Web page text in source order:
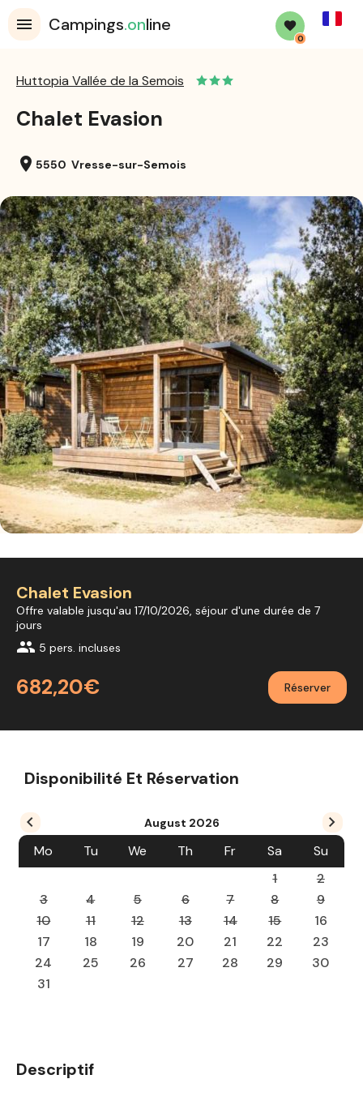
Campings.online
0
Huttopia Vallée de la Semois
Chalet Evasion
location_on 5550 Vresse-sur-Semois
Chalet Evasion
Offre valable jusqu'au 17/10/2026, séjour d'une durée de 7
jours
group 5 pers. incluses
682,20€ Réserver
Disponibilité Et Réservation
August 2026
Mo Tu We Th Fr Sa
Su
1
2
3
4 5 6 7 8
9
10
11 12 13 14 15
16
17
18 19 20 21 22
23
24
25 26 27 28 29
30
31
Descriptif